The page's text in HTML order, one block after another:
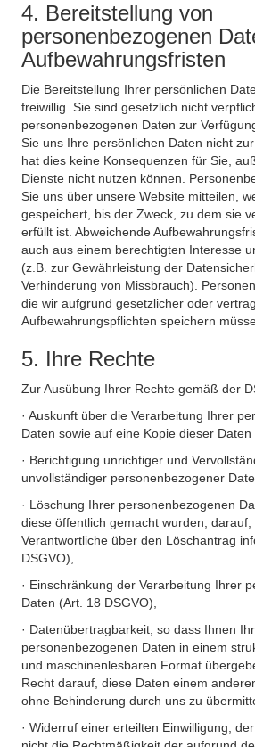
4. Bereitstellung von
personenbezogenen
Aufbewahrungsfristen
Die Bereitstellung Ihrer persönlichen
freiwillig. Sie sind gesetzlich nicht
personenbezogenen Daten zur
Sie uns Ihre persönlichen Daten nicht
hat dies keine Konsequenzen für Sie,
Dienste nicht nutzen können.
Sie uns über unsere Website mitteilen,
gespeichert, bis der Zweck, zu dem sie
erfüllt ist. Abweichende
auch aus einem berechtigten Interesse
(z.B. zur Gewährleistung der
Verhinderung von Missbrauch).
die wir aufgrund gesetzlicher oder
Aufbewahrungspflichten speichern
5. Ihre Rechte
Zur Ausübung Ihrer Rechte gemäß der
· Auskunft über die Verarbeitung Ihrer
Daten sowie auf eine Kopie dieser Daten
· Berichtigung unrichtiger und
unvollständiger personenbezogener
· Löschung Ihrer personenbezogenen
diese öffentlich gemacht wurden,
Verantwortliche über den Löschantrag
DSGVO),
· Einschränkung der Verarbeitung Ihrer
Daten (Art. 18 DSGVO),
· Datenübertragbarkeit, so dass Ihnen
personenbezogenen Daten in einem
und maschinenlesbaren Format
Recht darauf, diese Daten einem
ohne Behinderung durch uns zu
· Widerruf einer erteilten Einwilligung;